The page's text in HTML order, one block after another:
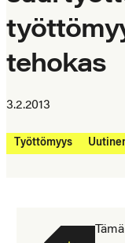
tehokas
3.2.2013
Työttömyys